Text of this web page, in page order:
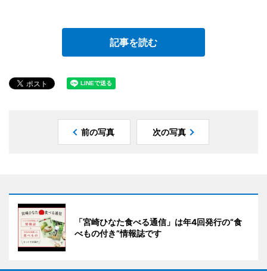
記事を読む
前の写真 次の写真
「宮崎ひなた食べる通信」は年4回発行の“食
べもの付き”情報誌です